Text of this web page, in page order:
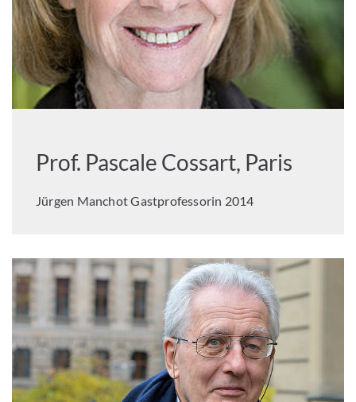
Prof. Pascale Cossart, Paris
Jürgen Manchot Gastprofessorin 2014